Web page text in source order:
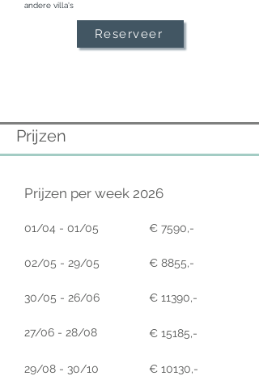
andere villa's
Reserveer
Prijzen
Prijzen per week 2026
01/04 - 01/05 € 7590,-
02/05 - 29/05 € 8855,-
30/05 - 26/06 € 11390,-
27/06 - 28/08 € 15185,-
29/08 - 30/10 € 10130,-